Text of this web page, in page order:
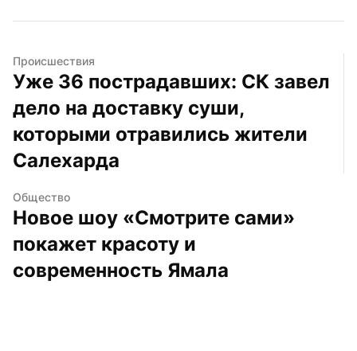
Происшествия
Уже 36 пострадавших: СК завел
дело на доставку суши,
которыми отравились жители
Салехарда
Общество
Новое шоу «Смотрите сами»
покажет красоту и
современность Ямала